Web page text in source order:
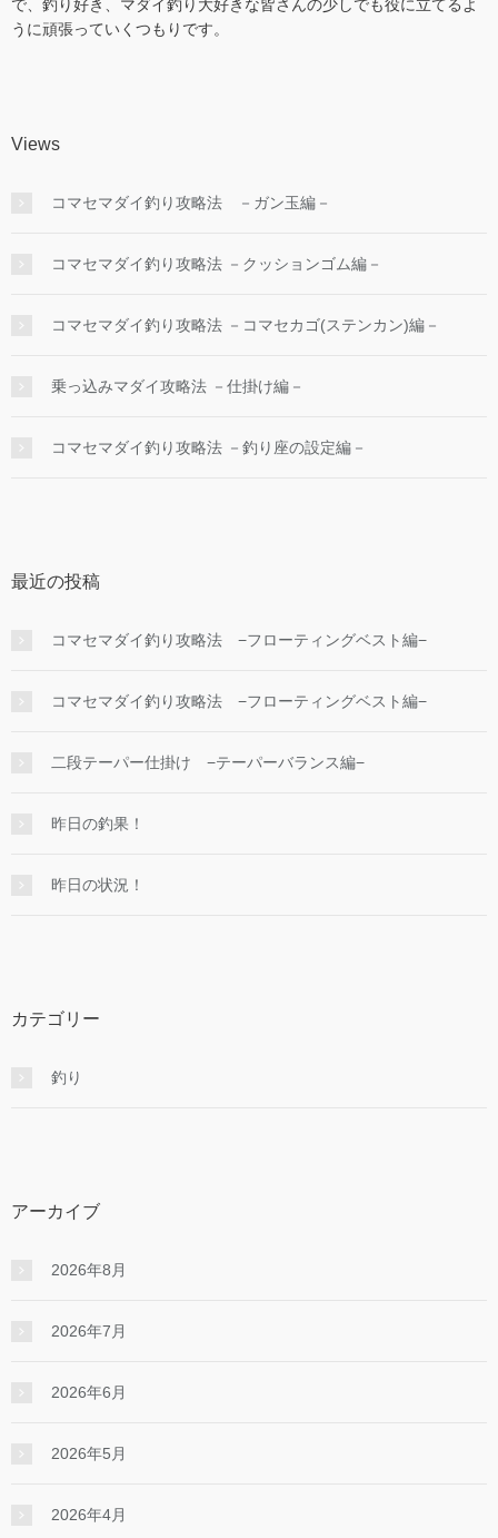
で、釣り好き、マダイ釣り大好きな皆さんの少しでも役に立てるよ
うに頑張っていくつもりです。
Views
コマセマダイ釣り攻略法 －ガン玉編－
コマセマダイ釣り攻略法 －クッションゴム編－
コマセマダイ釣り攻略法 －コマセカゴ(ステンカン)編－
乗っ込みマダイ攻略法 －仕掛け編－
コマセマダイ釣り攻略法 －釣り座の設定編－
最近の投稿
コマセマダイ釣り攻略法 −フローティングベスト編−
コマセマダイ釣り攻略法 −フローティングベスト編−
二段テーパー仕掛け −テーパーバランス編−
昨日の釣果！
昨日の状況！
カテゴリー
釣り
アーカイブ
2026年8月
2026年7月
2026年6月
2026年5月
2026年4月